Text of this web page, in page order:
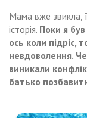
Мама вже звикла,
історія. Поки я
ось коли підріс,
невдоволення.
виникали
батько